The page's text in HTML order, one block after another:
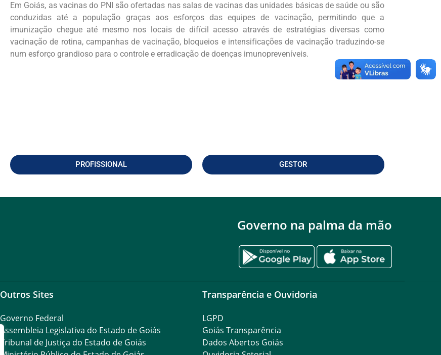
Em Goiás, as vacinas do PNI são ofertadas nas salas de vacinas das unidades básicas de saúde ou são
conduzidas até a população graças aos esforços das equipes de vacinação, permitindo que a
imunização chegue até mesmo nos locais de difícil acesso através de estratégias diversas como
vacinação de rotina, campanhas de vacinação, bloqueios e intensificações de vacinação traduzindo-se
num esforço grandioso para o controle e erradicação de doenças imunopreveníveis.
PROFISSIONAL GESTOR
Governo na palma da mão
Outros Sites
Governo Federal
Assembleia Legislativa do Estado de Goiás
Tribunal de Justiça do Estado de Goiás
Transparência e Ouvidoria
LGPD
Goiás Transparência
Dados Abertos Goiás